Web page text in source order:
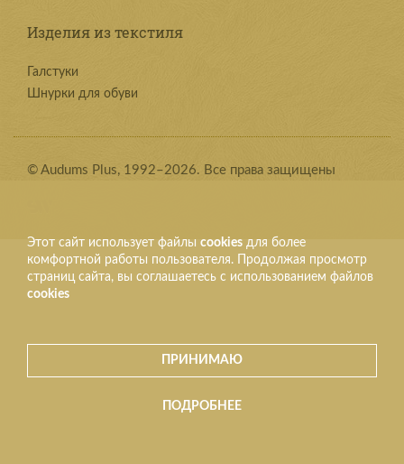
Этот сайт использует файлы cookies для более
комфортной работы пользователя. Продолжая просмотр
страниц сайта, вы соглашаетесь с использованием файлов
cookies
ПРИНИМАЮ
ПОДРОБНЕЕ
Изделия из текстиля
Галстуки
Шнурки для обуви
© Audums Plus, 1992–2026. Все права защищены